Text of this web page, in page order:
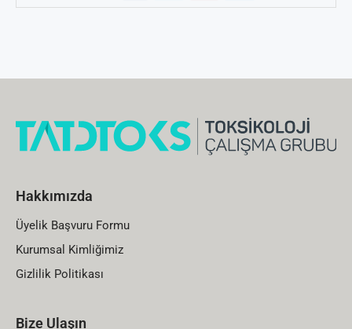
Hakkımızda
Üyelik Başvuru Formu
Kurumsal Kimliğimiz
Gizlilik Politikası
Bize Ulaşın